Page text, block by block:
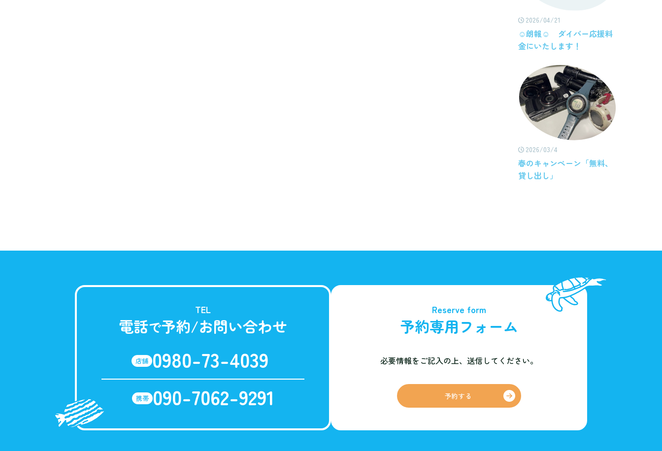
2026/04/21
☺朗報☺ ダイバー応援料
金にいたします！
2026/03/4
春のキャンペーン「無料、
貸し出し」
TEL
電話で予約/お問い合わせ
店舗 0980-73-4039
携帯 090-7062-9291
Reserve form
予約専用フォーム
必要情報をご記入の上、 送信してください。
予約する